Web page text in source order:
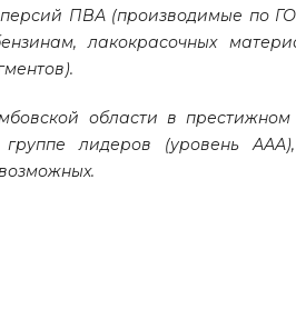
ПВА (производимые по
лакокрасочных
области в
группе лидеров (уровень